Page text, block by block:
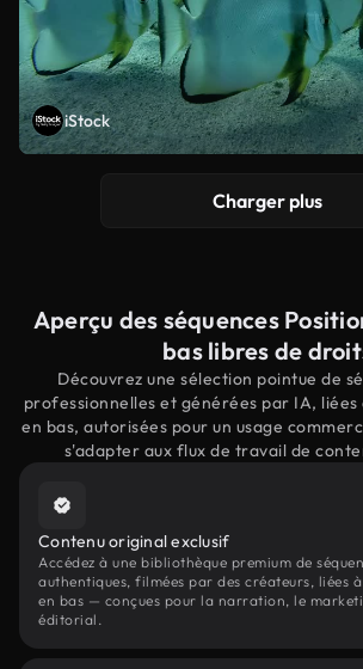
iStock
Charger plus
Aperçu des séquences
bas libres de
Découvrez une sélection pointue de
professionnelles et générées par IA, liées
en bas, autorisées pour un usage
s'adapter aux flux de travail de
Contenu original exclusif
Accédez à une bibliothèque premium de
authentiques, filmées par des créateurs, liées
en bas — conçues pour la narration, le
éditorial.